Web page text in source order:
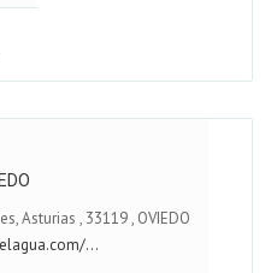
Asturias , 33119, OVIEDO
...